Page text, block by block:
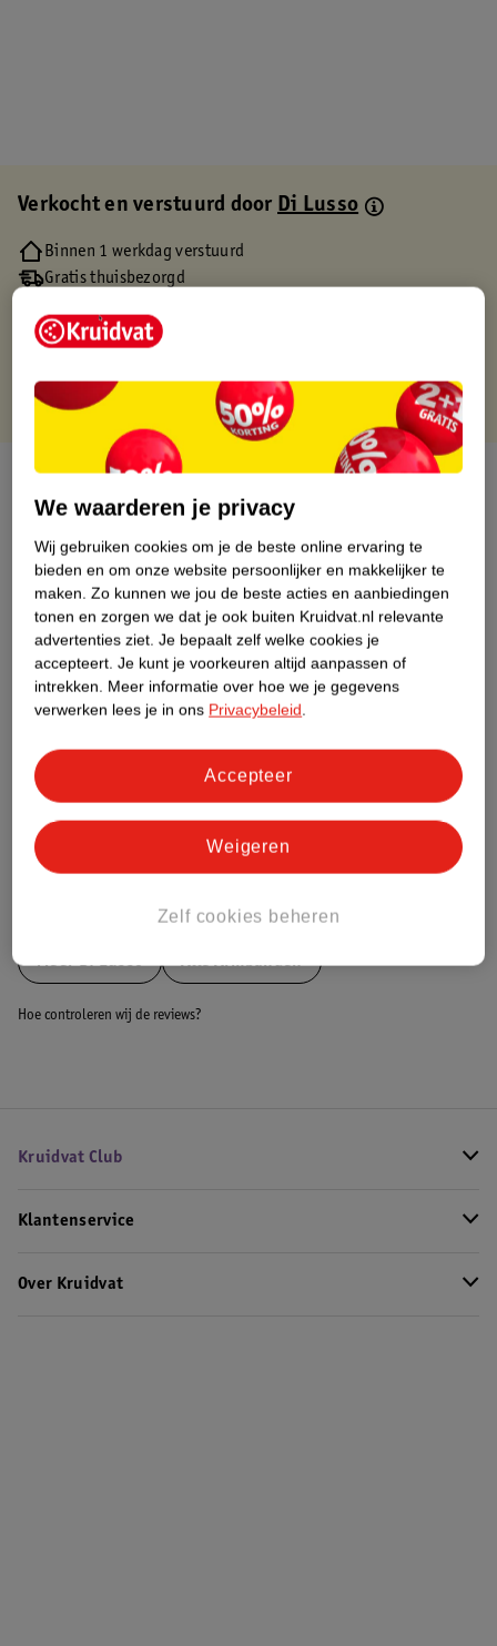
Verkocht en verstuurd doorDi Lusso
Binnen 1 werkdag verstuurd
Gratis thuisbezorgd
Gratis punten met je Kruidvat kaart
Over dit product
Etiketinformatie
Nature Impact Score
Dit product heeft (nog) geen Nature
Impact Score.
Bestel & Bezorginformatie
MeerDi Lusso Alle Armbanden
Hoe controleren wij de reviews?
Kruidvat Club
Klantenservice
Over Kruidvat
We waarderen je privacy
Wij gebruiken cookies om je de beste online ervaring te
bieden en om onze website persoonlijker en makkelijker te
maken. Zo kunnen we jou de beste acties en aanbiedingen
tonen en zorgen we dat je ook buiten Kruidvat.nl relevante
advertenties ziet. Je bepaalt zelf welke cookies je
accepteert. Je kunt je voorkeuren altijd aanpassen of
intrekken. Meer informatie over hoe we je gegevens
verwerken lees je in ons Privacybeleid.
Zelf cookies beheren
Weigeren
Accepteer